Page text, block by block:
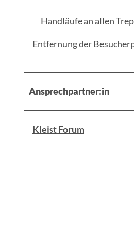
Handläufe an allen
Entfernung der
Ansprechpartner:in
Kleist Forum